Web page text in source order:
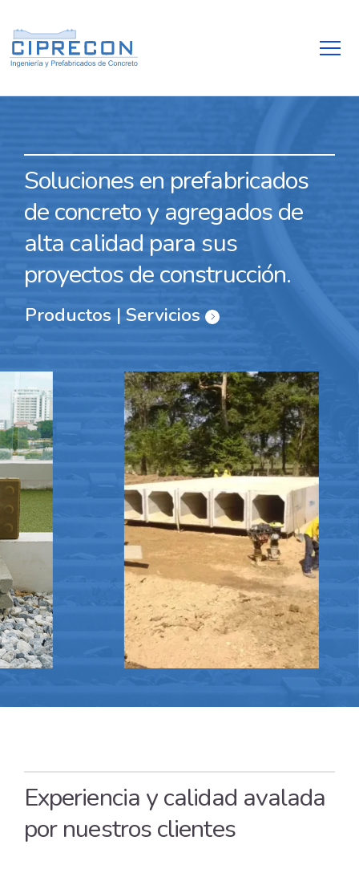
Soluciones en prefabricados
de concreto y agregados de
alta calidad para sus
proyectos de construcción.
Productos | Servicios
Experiencia y calidad avalada
por nuestros clientes